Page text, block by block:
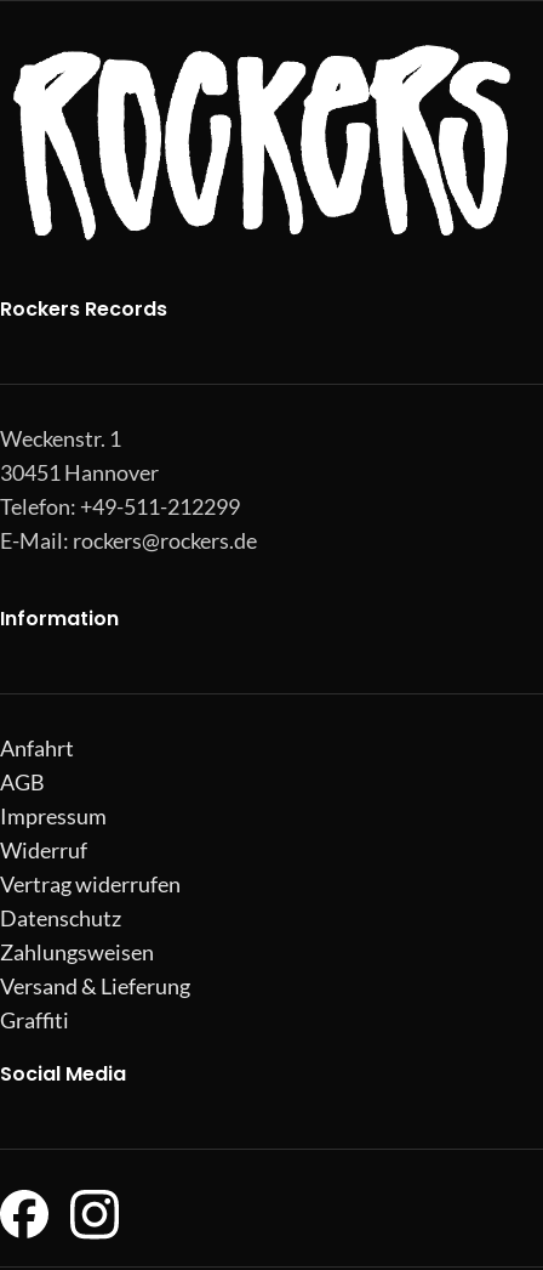
Rockers Records
Weckenstr. 1
30451 Hannover
Telefon: +49-511-212299
E-Mail: rockers@rockers.de
Information
Anfahrt
AGB
Impressum
Widerruf
Vertrag widerrufen
Datenschutz
Zahlungsweisen
Versand & Lieferung
Graffiti
Social Media